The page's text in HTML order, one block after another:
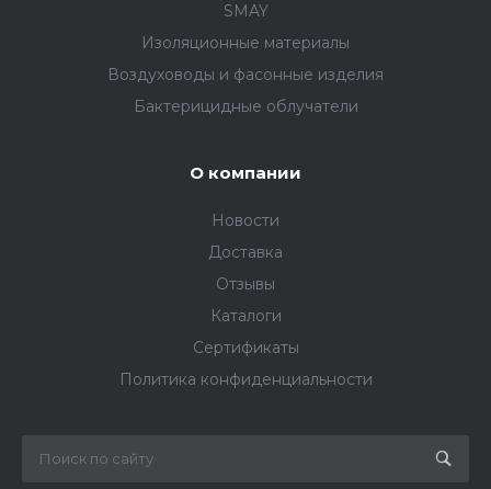
SMAY
Изоляционные материалы
Воздуховоды и фасонные изделия
Бактерицидные облучатели
О компании
Новости
Доставка
Отзывы
Каталоги
Сертификаты
Политика конфиденциальности